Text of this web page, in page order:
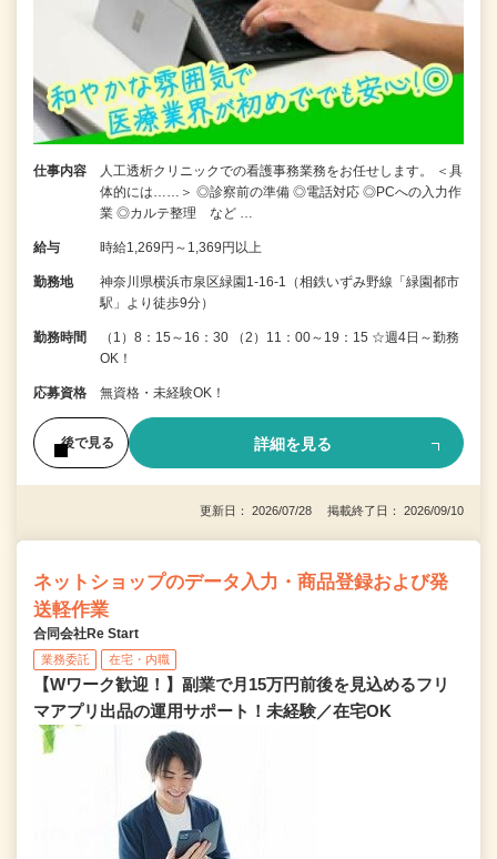
仕事内容
人工透析クリニックでの看護事務業務をお任せします。 ＜具
体的には……＞ ◎診察前の準備 ◎電話対応 ◎PCへの入力作
業 ◎カルテ整理 など …
給与 時給1,269円～1,369円以上
勤務地
神奈川県横浜市泉区緑園1-16-1（相鉄いずみ野線「緑園都市
駅」より徒歩9分）
勤務時間
（1）8：15～16：30 （2）11：00～19：15 ☆週4日～勤務
OK！
応募資格 無資格・未経験OK！
後で見る 詳細を見る
更新日： 2026/07/28 掲載終了日： 2026/09/10
ネットショップのデータ入力・商品登録および発
送軽作業
合同会社Re Start
業務委託 在宅・内職
【Wワーク歓迎！】副業で月15万円前後を見込めるフリ
マアプリ出品の運用サポート！未経験／在宅OK